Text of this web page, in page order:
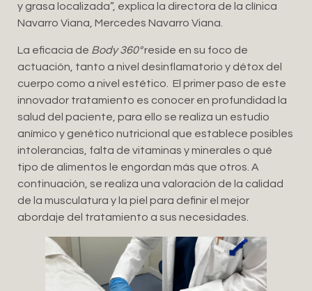
y grasa localizada”, explica la directora de la clínica
Navarro Viana, Mercedes Navarro Viana.
La eficacia de Body 360°reside en su foco de
actuación, tanto a nivel desinflamatorio y détox del
cuerpo como a nivel estético. El primer paso de este
innovador tratamiento es conocer en profundidad la
salud del paciente, para ello se realiza un estudio
anímico y genético nutricional que establece posibles
intolerancias, falta de vitaminas y minerales o qué
tipo de alimentos le engordan más que otros. A
continuación, se realiza una valoración de la calidad
de la musculatura y la piel para definir el mejor
abordaje del tratamiento a sus necesidades.